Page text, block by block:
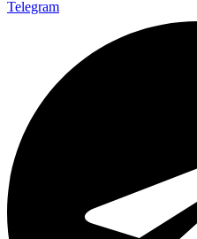
Telegram